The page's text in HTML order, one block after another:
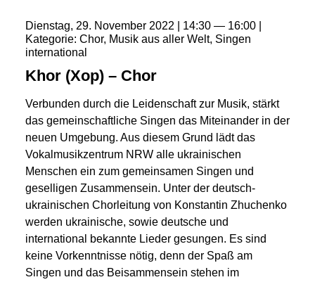
Dienstag 29 November 2022 14:30
16:00
Kategorie Chor Musik aus aller Welt Singen
international
Khor (Xop) – Chor
Verbunden durch die Leidenschaft zur Musik, stärkt
das gemeinschaftliche Singen das Miteinander in der
neuen Umgebung. Aus diesem Grund lädt das
Vokalmusikzentrum NRW alle ukrainischen
Menschen ein zum gemeinsamen Singen und
geselligen Zusammensein. Unter der deutsch-
ukrainischen Chorleitung von Konstantin Zhuchenko
werden ukrainische, sowie deutsche und
international bekannte Lieder gesungen. Es sind
keine Vorkenntnisse nötig, denn der Spaß am
Singen und das Beisammensein stehen im